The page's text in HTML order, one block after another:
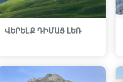
ՎԵՐԵԼՔ ԴԻՄԱՑ ԼԵՌ